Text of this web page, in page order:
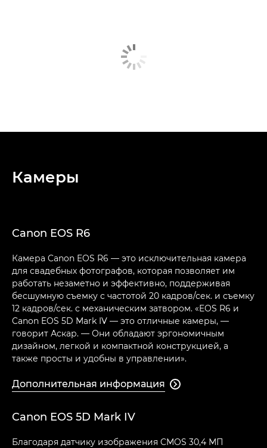
Камеры
Canon EOS R6
Камера Canon EOS R6 — это исключительная камера
для свадебных фотографов, которая позволяет им
работать незаметно и эффективно, поддерживая
бесшумную съемку с частотой 20 кадров/сек. и съемку
12 кадров/сек. с механическим затвором. «EOS R6 и
Canon EOS 5D Mark IV — это отличные камеры, —
говорит Аскар. — Они обладают эргономичным
дизайном, легкой и компактной конструкцией, а
также просты и удобны в управлении».
Дополнительная информация 
Canon EOS 5D Mark IV
Благодаря датчику изображения CMOS 30,4 МП